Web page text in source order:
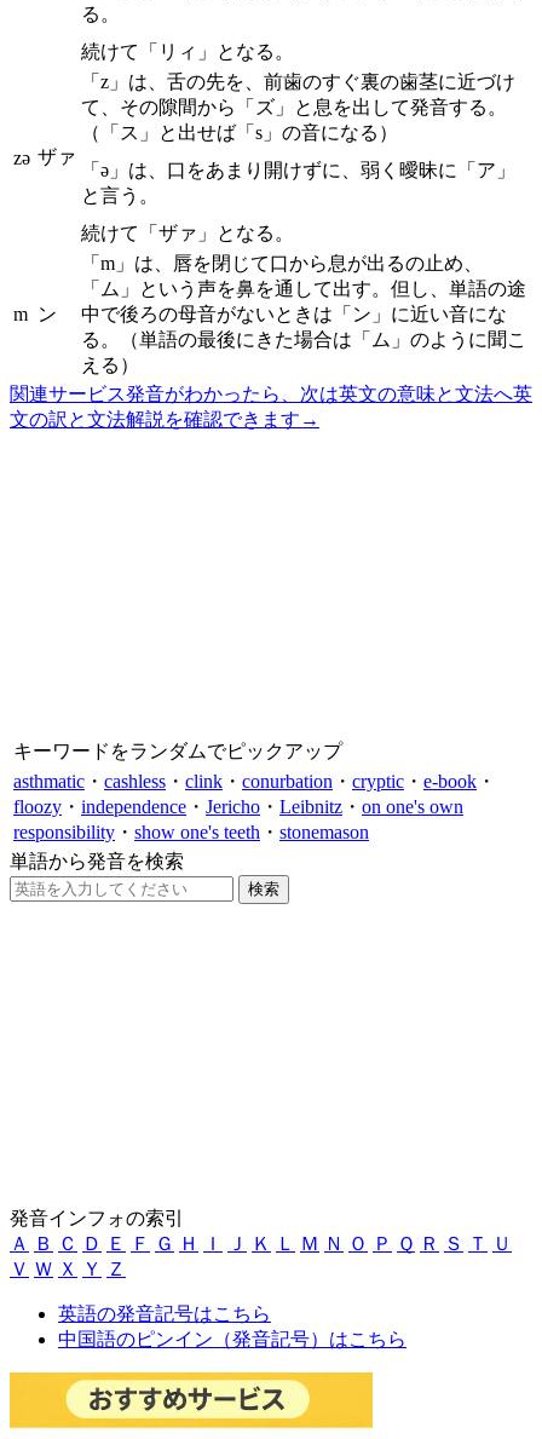
る。
続けて「リィ」となる。
zə ザァ
「z」は、舌の先を、前歯のすぐ裏の歯茎に近づけ
て、その隙間から「ズ」と息を出して発音する。
（「ス」と出せば「s」の音になる）
「ə」は、口をあまり開けずに、弱く曖昧に「ア」
と言う。
続けて「ザァ」となる。
m ン
「m」は、唇を閉じて口から息が出るの止め、
「ム」という声を鼻を通して出す。但し、単語の途
中で後ろの母音がないときは「ン」に近い音にな
る。（単語の最後にきた場合は「ム」のように聞こ
える）
関連サービス発音がわかったら、次は英文の意味と文法へ英
文の訳と文法解説を確認できます →
キーワードをランダムでピックアップ
asthmatic ・ cashless ・ clink ・ conurbation ・ cryptic ・ e-book ・
floozy ・ independence ・ Jericho ・ Leibnitz ・ on one's own
responsibility ・ show one's teeth ・ stonemason
単語から発音を検索
発音インフォの索引
Ａ
Ｂ Ｃ Ｄ Ｅ Ｆ Ｇ Ｈ Ｉ Ｊ Ｋ Ｌ Ｍ Ｎ Ｏ Ｐ Ｑ Ｒ Ｓ Ｔ
Ｕ
Ｖ Ｗ Ｘ Ｙ Ｚ
英語の発音記号はこちら
中国語のピンイン（発音記号）はこちら